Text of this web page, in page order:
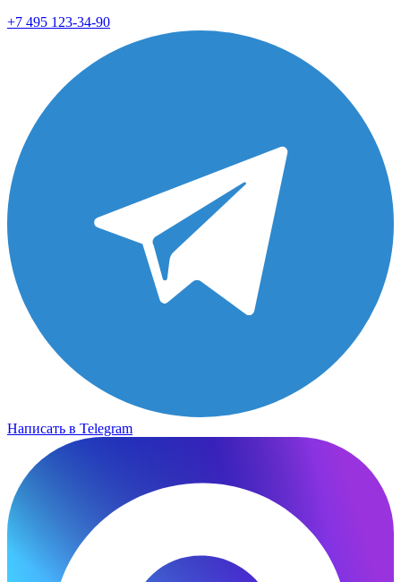
+7 495 123-34-90
Написать в Telegram